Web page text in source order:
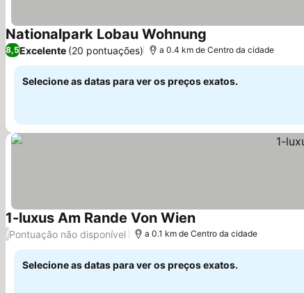
Nationalpark Lobau Wohnung
8,5Excelente (20 pontuações) a 0.4 km de Centro da cidade
Selecione as datas para ver os preços exatos.
1-luxus Am Rande Von Wien
/Pontuação não disponível a 0.1 km de Centro da cidade
Selecione as datas para ver os preços exatos.